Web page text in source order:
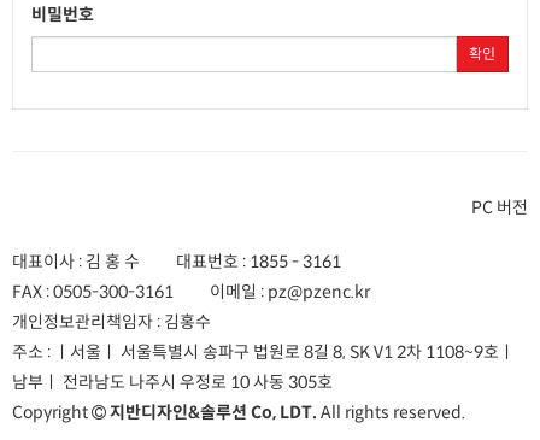
비밀번호
확인
PC 버전
대표이사 : 김 홍 수 대표번호 : 1855 - 3161
FAX :0505-300-3161 이메일 : pz@pzenc.kr
개인정보관리책임자 : 김홍수
주소 : ㅣ서울ㅣ 서울특별시 송파구 법원로 8길 8, SK V1 2차 1108~9호 ㅣ
남부ㅣ 전라남도 나주시 우정로 10 사동 305호
Copyright
지반디자인&솔루션 Co, LDT. All rights reserved.